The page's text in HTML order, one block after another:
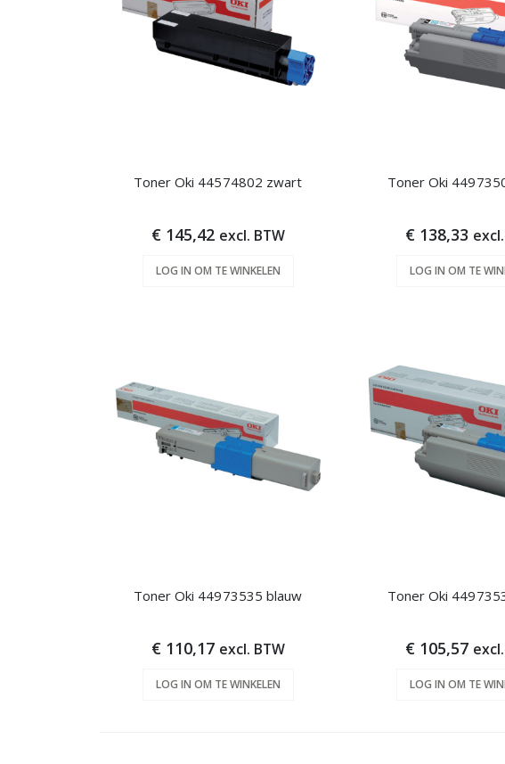
Toner Oki 44574802 zwart
€ 145,42 excl. BTW
LOG IN OM TE WINKELEN
Toner Oki
€ 138,33
LOG IN OM TE
Toner Oki 44973535 blauw
€ 110,17 excl. BTW
LOG IN OM TE WINKELEN
Toner Oki
€ 105,57
LOG IN OM TE